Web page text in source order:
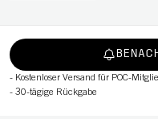
- Kostenloser Versand für POC-
- 30-tägige Rückgabe